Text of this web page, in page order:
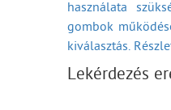
Küldemények
Ügyfélszolgálati
Egyetemes
ideje belföldi
2006)
Fiókposták
Postahelyek
(1990-2006)
A postai
Bács-Kiskun
Békés
Csongrád
használata
gombok
kiválasztás.
Lekérdezés